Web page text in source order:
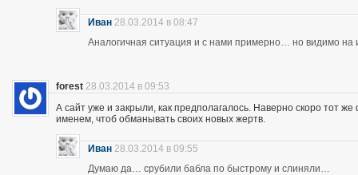
Иван 28.03.2014 в 08:47
Аналогичная ситуация и с нами примерно… но видимо на
forest 28.03.2014 в 09:53
А сайт уже и закрыли, как предполагалось. Наверно скоро тот
именем, чтоб обманывать своих новых жертв.
Иван 28.03.2014 в 09:55
Думаю да… срубили бабла по быстрому и слиняли…